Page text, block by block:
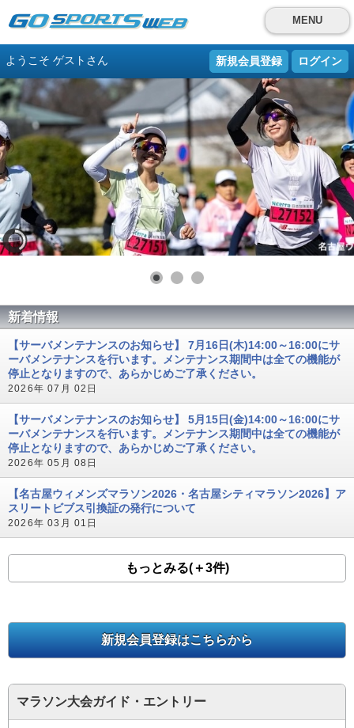
MENU
ようこそ ゲストさん 新規会員登録 ログイン
新着情報
【サーバメンテナンスのお知らせ】 7月16日(木)14:00～16:00にサ
ーバメンテナンスを行います。メンテナンス期間中は全ての機能が
停止となりますので、あらかじめご了承ください。
2026年 07月 02日
【サーバメンテナンスのお知らせ】 5月15日(金)14:00～16:00にサ
ーバメンテナンスを行います。メンテナンス期間中は全ての機能が
停止となりますので、あらかじめご了承ください。
2026年 05月 08日
【名古屋ウィメンズマラソン2026・名古屋シティマラソン2026】ア
スリートビブス引換証の発行について
2026年 03月 01日
もっとみる(＋3件)
新規会員登録はこちらから
マラソン大会ガイド・エントリー